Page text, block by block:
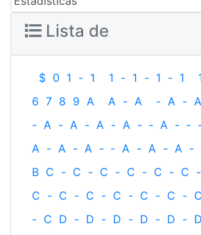
Lista de
$ 0 1 - 1 1 - 1 - 1 - 1
6 7 8 9 A A - A - A - A
- A - A - A - A - ‐ A - ‐
A - A - A - ‐ A - A - A -
B C - C - C - C - C - C -
C - C - C - C - C - C - C
- C D - D - D - D - D - D